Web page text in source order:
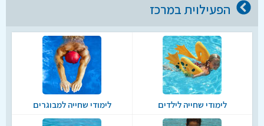
הפעילוית במרכז
לימודי שחייה לילדים לימודי שחייה למבוגרים